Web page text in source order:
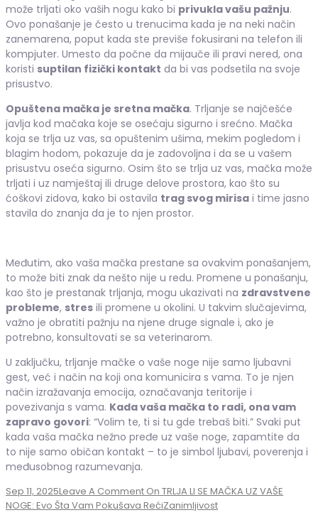
može trljati oko vaših nogu kako bi privukla vašu pažnju.
Ovo ponašanje je često u trenucima kada je na neki način
zanemarena, poput kada ste previše fokusirani na telefon ili
kompjuter. Umesto da počne da mijauče ili pravi nered, ona
koristi suptilan fizički kontakt da bi vas podsetila na svoje
prisustvo.
Opuštena mačka je sretna mačka. Trljanje se najčešće
javlja kod mačaka koje se osećaju sigurno i srećno. Mačka
koja se trlja uz vas, sa opuštenim ušima, mekim pogledom i
blagim hodom, pokazuje da je zadovoljna i da se u vašem
prisustvu oseća sigurno. Osim što se trlja uz vas, mačka može
trljati i uz namještaj ili druge delove prostora, kao što su
ćoškovi zidova, kako bi ostavila trag svog mirisa i time jasno
stavila do znanja da je to njen prostor.
Međutim, ako vaša mačka prestane sa ovakvim ponašanjem,
to može biti znak da nešto nije u redu. Promene u ponašanju,
kao što je prestanak trljanja, mogu ukazivati na zdravstvene
probleme, stres ili promene u okolini. U takvim slučajevima,
važno je obratiti pažnju na njene druge signale i, ako je
potrebno, konsultovati se sa veterinarom.
U zaključku, trljanje mačke o vaše noge nije samo ljubavni
gest, već i način na koji ona komunicira s vama. To je njen
način izražavanja emocija, označavanja teritorije i
povezivanja s vama. Kada vaša mačka to radi, ona vam
zapravo govori: “Volim te, ti si tu gde trebaš biti.” Svaki put
kada vaša mačka nežno pređe uz vaše noge, zapamtite da
to nije samo običan kontakt – to je simbol ljubavi, poverenja i
međusobnog razumevanja.
Sep 11, 2025Leave A Comment On TRLJA LI SE MAČKA UZ VAŠE
NOGE: Evo Šta Vam Pokušava RećiZanimljivost